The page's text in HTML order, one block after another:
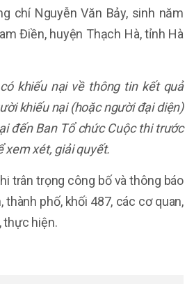
chí Nguyễn Văn Bảy, sinh năm
Điền, huyện Thạch Hà, tỉnh Hà
khiếu nại về thông tin kết quả
khiếu nại (hoặc người đại diện)
đến Ban Tổ chức Cuộc thi trước
xét, giải quyết.
trân trọng công bố và thông báo
thành phố, khối 487, các cơ quan,
thực hiện.